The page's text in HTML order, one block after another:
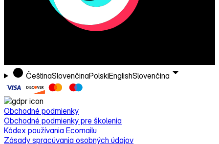
ČeštinaSlovenčinaPolskiEnglishSlovenčina
Obchodné podmienky
Obchodné podmienky pre školenia
Kódex používania Ecomailu
Zásady spracúvania osobných údajov